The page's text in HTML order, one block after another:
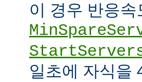
이 경우 반응
일초에 자식을